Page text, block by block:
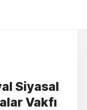
Siyasal
Vakfı